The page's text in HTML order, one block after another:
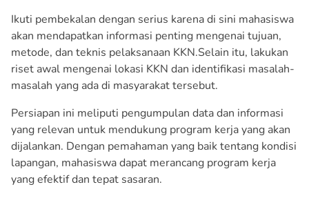
Ikuti pembekalan dengan serius karena di sini mahasiswa
akan mendapatkan informasi penting mengenai tujuan,
metode, dan teknis pelaksanaan KKN.Selain itu, lakukan
riset awal mengenai lokasi KKN dan identifikasi masalah-
masalah yang ada di masyarakat tersebut.
Persiapan ini meliputi pengumpulan data dan informasi
yang relevan untuk mendukung program kerja yang akan
dijalankan. Dengan pemahaman yang baik tentang kondisi
lapangan, mahasiswa dapat merancang program kerja
yang efektif dan tepat sasaran.